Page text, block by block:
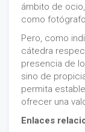
ámbito de
como
Pero, como
cátedra
presencia de
sino de
permita
ofrecer una
Enlaces